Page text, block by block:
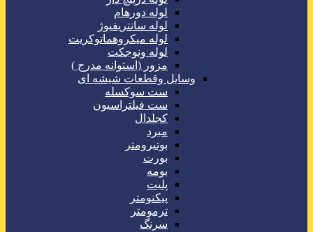
لوله دورهام
لوله سانتریفیوژ
لوله میکروهماتوکریت
لوله ونوجکت
مزور (استوانه مدرج )
وسایل وقطعات شیشه ای
ست سوکسله
ست فیلتراسیون
کجلدال
مبرد
بوتیرومتر
بورت
بومه
پلیت
پیکنومتر
ترمومتر
سرنگ